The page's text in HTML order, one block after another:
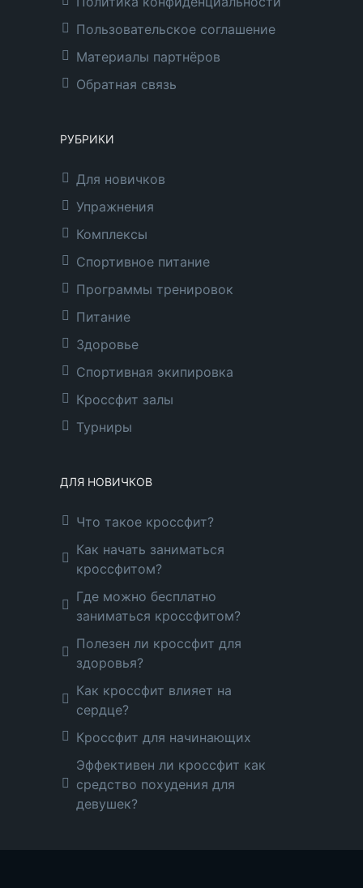
Пользовательское соглашение
Материалы партнёров
Обратная связь
РУБРИКИ
Для новичков
Упражнения
Комплексы
Спортивное питание
Программы тренировок
Питание
Здоровье
Спортивная экипировка
Кроссфит залы
Турниры
ДЛЯ НОВИЧКОВ
Что такое кроссфит?
Как начать заниматься
кроссфитом?
Где можно бесплатно
заниматься кроссфитом?
Полезен ли кроссфит для
здоровья?
Как кроссфит влияет на
сердце?
Кроссфит для начинающих
Эффективен ли кроссфит как
средство похудения для
девушек?